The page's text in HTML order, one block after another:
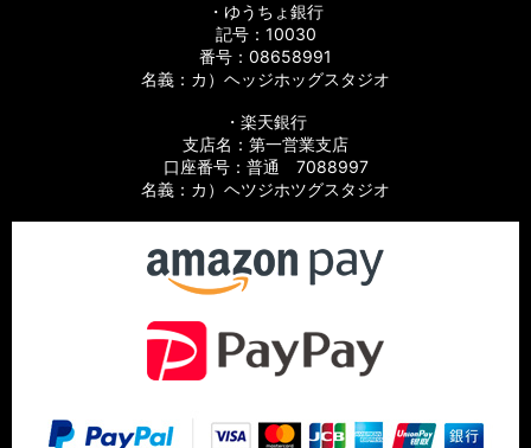
・ゆうちょ銀行
記号：10030
番号：08658991
名義：カ）ヘッジホッグスタジオ
・楽天銀行
支店名：第一営業支店
口座番号：普通 7088997
名義：カ）ヘツジホツグスタジオ